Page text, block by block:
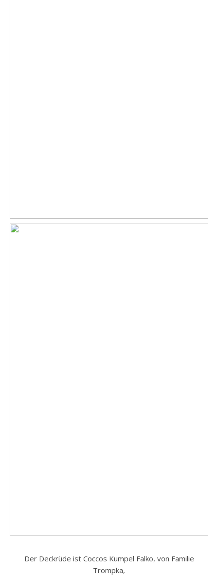
Der Deckrüde ist Coccos Kumpel Falko, von Familie
Trompka,